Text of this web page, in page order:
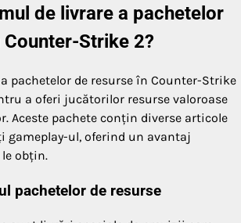
de livrare a pachetelor
Strike 2?
pachetelor de resurse în Counter-Strike
a oferi jucătorilor resurse valoroase
Aceste pachete conțin diverse articole
gameplay-ul, oferind un avantaj
obțin.
pachetelor de resurse